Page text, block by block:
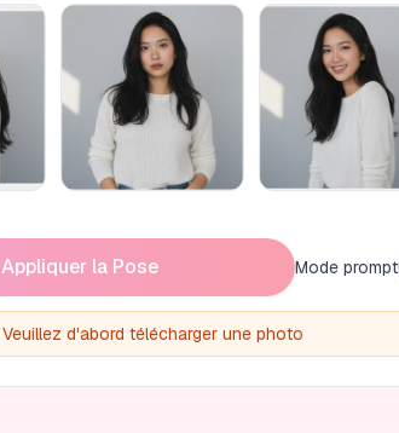
Appliquer la Pose Mode prompt
Veuillez d'abord télécharger une photo